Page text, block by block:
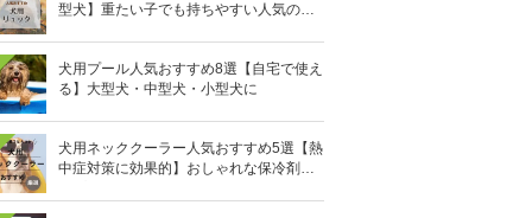
型犬】重たい子でも持ちやすい人気のキ
犬用プール人気おすすめ8選【自宅で使え
る】大型犬・中型犬・小型犬に
犬用ネッククーラー人気おすすめ5選【熱
中症対策に効果的】おしゃれな保冷剤タ